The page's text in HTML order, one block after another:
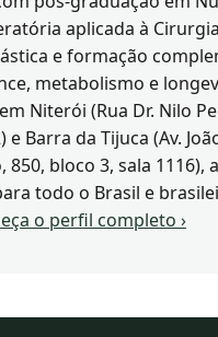
aplicada à Cirurgia
e formação
metabolismo e
Niterói (Rua Dr. Nilo
e Barra da Tijuca (Av.
850, bloco 3, sala 1116),
todo o Brasil e
o perfil completo ›